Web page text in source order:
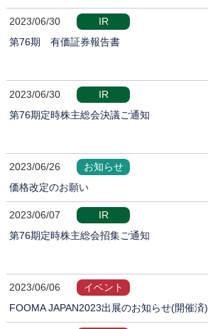
2023/06/30
IR
第76期 有価証券報告書
2023/06/30
IR
第76期定時株主総会決議ご通知
2023/06/26
お知らせ
価格改定のお願い
2023/06/07
IR
第76期定時株主総会招集ご通知
2023/06/06
イベント
FOOMA JAPAN2023出展のお知らせ(開催済)